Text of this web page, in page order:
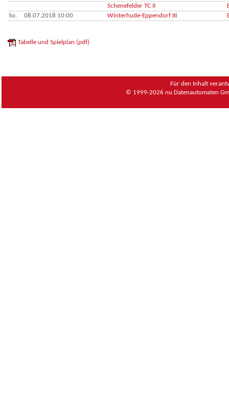
Schenefelder TC II
So.
08.07.2018 10:00 Winterhude-Eppendorf III
Tabelle und Spielplan (pdf)
Für den Inhalt
© 1999-2026 nu Datenautomaten